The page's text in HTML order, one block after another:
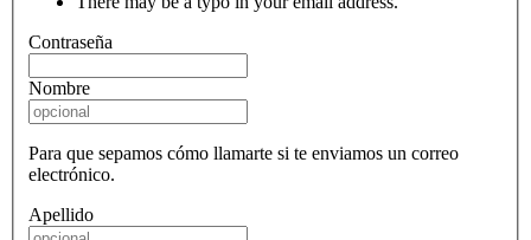
Contraseña
Nombre
Para que sepamos cómo llamarte si te enviamos un correo
electrónico.
Apellido